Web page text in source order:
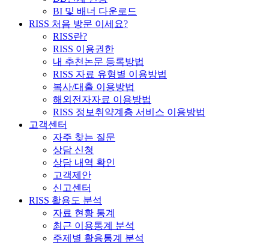
BI 및 배너 다운로드
RISS 처음 방문 이세요?
RISS란?
RISS 이용권한
내 추천논문 등록방법
RISS 자료 유형별 이용방법
복사/대출 이용방법
해외전자자료 이용방법
RISS 정보취약계층 서비스 이용방법
고객센터
자주 찾는 질문
상담 신청
상담 내역 확인
고객제안
신고센터
RISS 활용도 분석
자료 현황 통계
최근 이용통계 분석
주제별 활용통계 분석